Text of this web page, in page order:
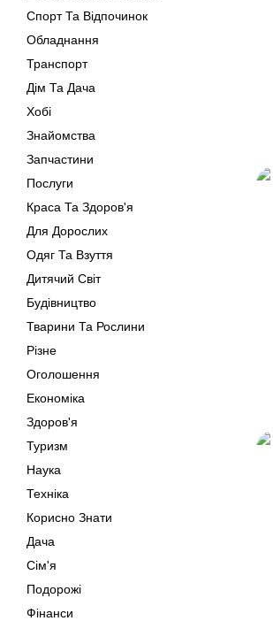
Спорт Та Відпочинок
Обладнання
Транспорт
Дім Та Дача
Хобі
Знайомства
Запчастини
Послуги
Краса Та Здоров'я
Для Дорослих
Одяг Та Взуття
Дитячий Світ
Будівництво
Тварини Та Рослини
Різне
Оголошення
Економіка
Здоров'я
Туризм
Наука
Техніка
Корисно Знати
Дача
Сім'я
Подорожі
Фінанси